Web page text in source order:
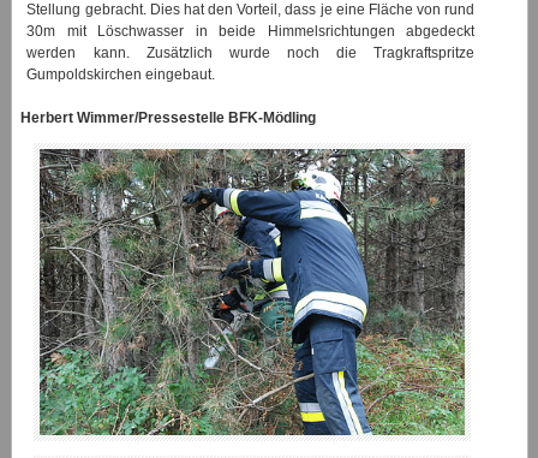
Stellung gebracht. Dies hat den Vorteil, dass je eine Fläche von rund
30m mit Löschwasser in beide Himmelsrichtungen abgedeckt
werden kann. Zusätzlich wurde noch die Tragkraftspritze
Gumpoldskirchen eingebaut.
Herbert Wimmer/Pressestelle BFK-Mödling